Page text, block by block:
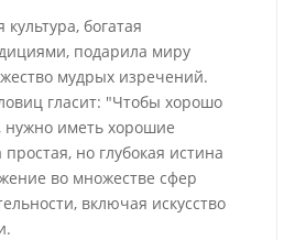
богатая
подарила миру
мудрых изречений.
гласит: "Чтобы хорошо
нужно иметь хорошие
но глубокая истина
во множестве сфер
включая искусство